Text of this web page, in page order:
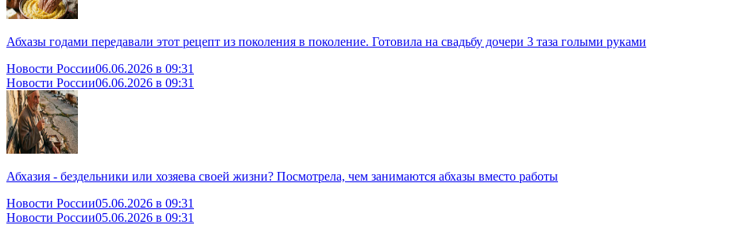
Абхазы годами передавали этот рецепт из поколения в поколение. Готовила на свадьбу дочери 3 таза голыми руками
Новости России06.06.2026 в 09:31
Новости России06.06.2026 в 09:31
Абхазия - бездельники или хозяева своей жизни? Посмотрела, чем занимаются абхазы вместо работы
Новости России05.06.2026 в 09:31
Новости России05.06.2026 в 09:31